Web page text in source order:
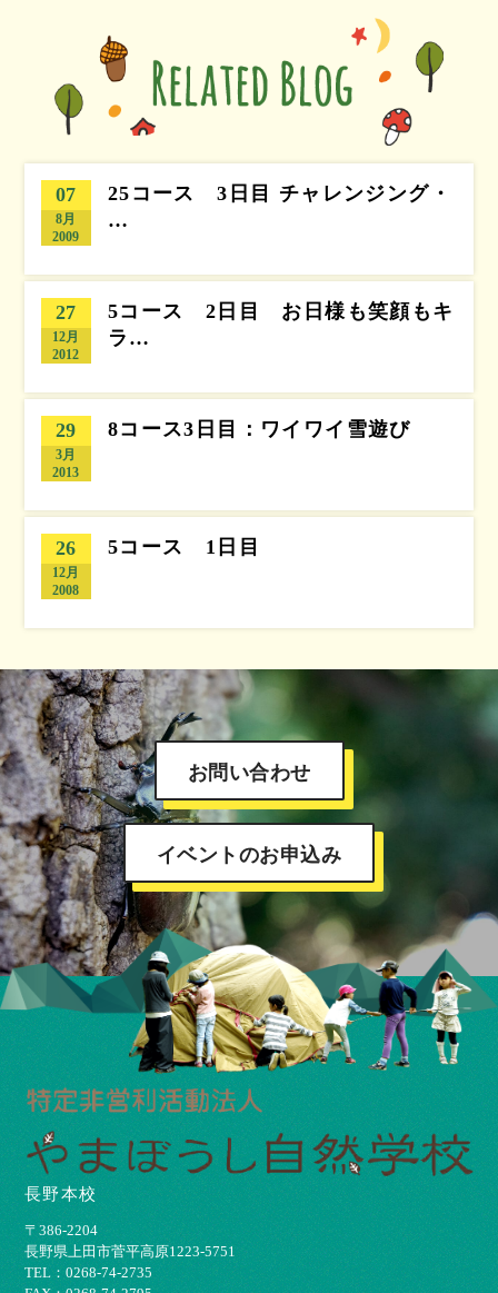
07
8月
2009
25コース 3日目 チャレンジング・
…
27
12月
2012
5コース 2日目 お日様も笑顔もキ
ラ…
29
3月
2013
8コース3日目：ワイワイ雪遊び
26
12月
2008
5コース 1日目
お問い合わせ
イベントのお申込み
長野本校
〒386-2204
⻑野県上⽥市菅平⾼原1223-5751
TEL：0268-74-2735